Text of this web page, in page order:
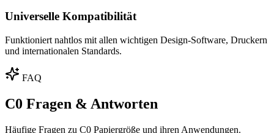
Universelle Kompatibilität
Funktioniert nahtlos mit allen wichtigen Design-Software, Druckern
und internationalen Standards.
FAQ
C0 Fragen & Antworten
Häufige Fragen zu C0 Papiergröße und ihren Anwendungen.